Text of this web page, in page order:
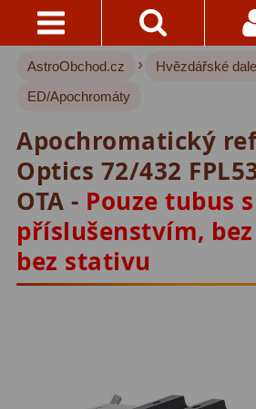
Kontakty
A
Platba
Vše
O
Nákupu
Vrácení
Reklamace
Hvězdářské dalekohledy221
Pro začátečníky33
Čočkové
Zrcadlové72
Katadioptrické 15
AstroObchod.cz › Hvězdářské
ED/Apochromáty
Apochromatický
Optics 72/432
OTA - Pouze tubus s
příslušenstvím,
bez stativu